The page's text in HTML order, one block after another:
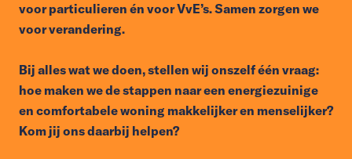
voor particulieren én voor VvE’s. Samen zorgen we
voor verandering.
Bij alles wat we doen, stellen wij onszelf één vraag:
hoe maken we de stappen naar een energiezuinige
en comfortabele woning makkelijker en menselijker?
Kom jij ons daarbij helpen?